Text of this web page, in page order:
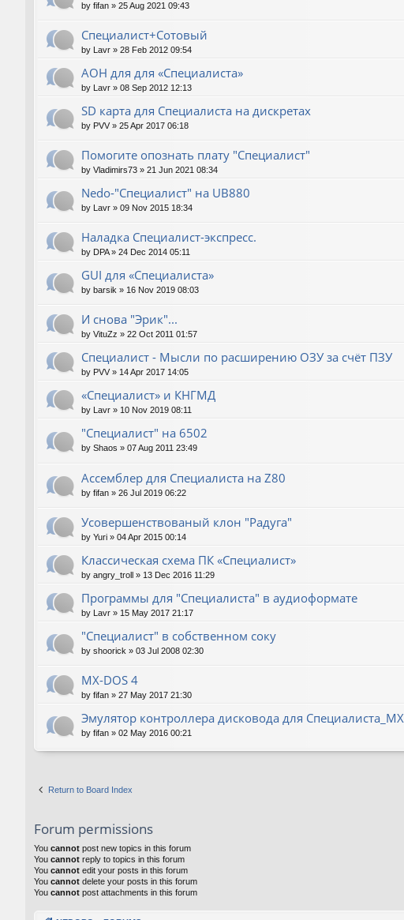
by fifan » 25 Aug 2021 09:43
Специалист+Сотовый
by Lavr » 28 Feb 2012 09:54
АОН для для «Специалиста»
by Lavr » 08 Sep 2012 12:13
SD карта для Cпециалиста на дискретах
by PVV » 25 Apr 2017 06:18
Помогите опознать плату "Специалист"
by Vladimirs73 » 21 Jun 2021 08:34
Nedo-"Специалист" на UB880
by Lavr » 09 Nov 2015 18:34
Наладка Специалист-экспресс.
by DPA» 24 Dec 2014 05:11
GUI для «Специалиста»
by barsik » 16 Nov 2019 08:03
И снова "Эрик"...
by VituZz » 22 Oct 2011 01:57
Специалист - Мысли по расширению ОЗУ за счёт ПЗУ
by PVV » 14 Apr 2017 14:05
«Специалист» и КНГМД
by Lavr » 10 Nov 2019 08:11
"Специалист" на 6502
by Shaos » 07 Aug 2011 23:49
Ассемблер для Специалиста на Z80
by fifan » 26 Jul 2019 06:22
Усовершенствованый клон "Радуга"
by Yuri » 04 Apr 2015 00:14
Классическая схема ПК «Специалист»
by angry_troll » 13 Dec 2016 11:29
Программы для "Специалиста" в аудиоформате
by Lavr » 15 May 2017 21:17
"Специалист" в собственном соку
by shoorick » 03 Jul 2008 02:30
MX-DOS 4
by fifan » 27 May 2017 21:30
Эмулятор контроллера дисковода для Специалиста_МХ
by fifan » 02 May 2016 00:21
Return to Board Index
Forum permissions
You cannot post new topics in this forum
You cannot reply to topics in this forum
You cannot edit your posts in this forum
You cannot delete your posts in this forum
You cannot post attachments in this forum